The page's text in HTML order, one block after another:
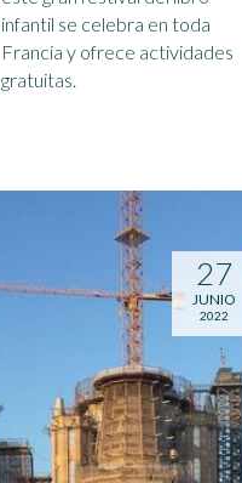
infantil se celebra en toda
Francia y ofrece actividades
gratuitas.
27
JUNIO
2022